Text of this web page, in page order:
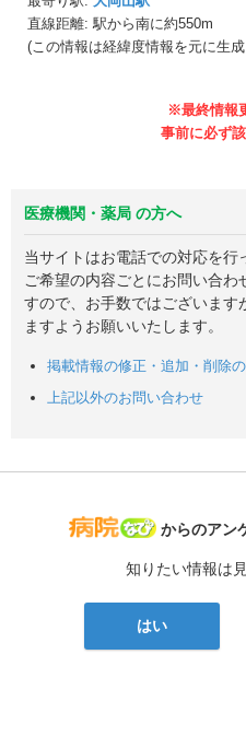
直線距離: 駅から南に約550m
(この情報は経緯度情報を元に生
医療機関・薬局 の方へ
当サイトはお電話での対応を行
ご希望の内容ごとにお問い合わ
すので、お手数ではございます
ますようお願いいたします。
掲載情報の修正・追加・削除
上記以外のお問い合わせ
病院なび
からのアン
知りたい情報は
はい